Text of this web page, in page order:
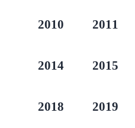
2010 2011
2014 2015
2018 2019